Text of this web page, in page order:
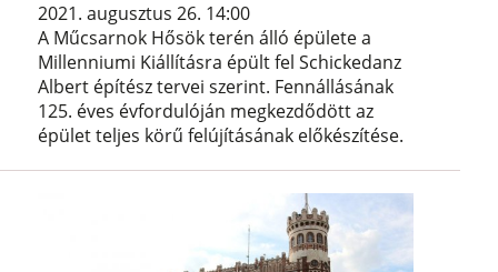
2021. augusztus 26. 14:00
A Műcsarnok Hősök terén álló épülete a
Millenniumi Kiállításra épült fel Schickedanz
Albert építész tervei szerint. Fennállásának
125. éves évfordulóján megkezdődött az
épület teljes körű felújításának előkészítése.